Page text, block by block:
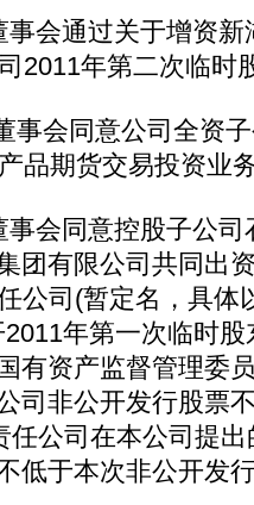
会通过关于增资新
2011年第二次临时
会同意公司全资子
品期货交易投资业
会同意控股子公司
团有限公司共同出
公司(暂定名，具体
年第一次临时
有资产监督管理委
司非公开发行股票
任公司在本公司提
低于本次非公开发